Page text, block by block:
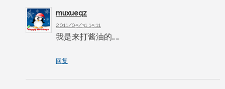
muxueqz
2011/05/31 15:11
我是来打酱油的……
回复